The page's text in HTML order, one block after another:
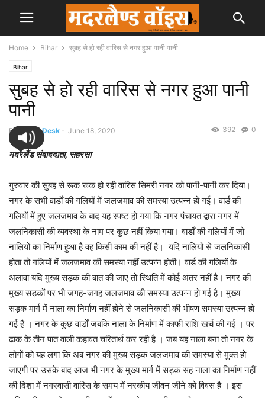
Home Bihar सुबह से हो रही वारिस से नगर हुआ पानी पानी
Bihar
सुबह से हो रही वारिस से नगर हुआ पानी
पानी
By News Desk - June 18, 2020 0
392
मदरलैंड संवाददाता, सहरसा
गुरुवार की सुबह से रूक रूक हो रही वारिस सिमरी नगर को पानी-पानी कर दिया।
नगर के सभी वार्डों की गलियों में जलजमाव की समस्या उत्पन्न हो गई। वार्ड की
गलियों में हुए जलजमाव के बाद यह स्पष्ट हो गया कि नगर पंचायत द्वारा नगर में
जलनिकासी की व्यवस्था के नाम पर कुछ नहीं किया गया। वार्डों की गलियों में जो
नालियों का निर्माण हुआ है वह किसी काम की नहीं है। यदि नालियों से जलनिकासी
होता तो गलियों में जलजमाव की समस्या नहीं उत्पन्न होती। वार्ड की गलियों के
अलावा यदि मुख्य सड़क की बात की जाए तो स्थिति में कोई अंतर नहीं है। नगर की
मुख्य सड़कों पर भी जगह-जगह जलजमाव की समस्या उत्पन्न हो गई है। मुख्य
सड़क मार्ग में नाला का निर्माण नहीं होने से जलनिकासी की भीषण समस्या उत्पन्न हो
गई है । नगर के कुछ वार्डों जबकि नाला के निर्माण में काफी राशि खर्च की गई । पर
ढाक के तीन पात वाली कहावत चरितार्थ कर रही है । जब यह नाला बना तो नगर के
लोगों को यह लगा कि अब नगर की मुख्य सड़क जलजमाव की समस्या से मुक्त हो
जाएगी पर उसके बाद आज भी नगर के मुख्य मार्ग में सड़क सह नाला का निर्माण नहीं
की दिशा में नगरवासी वारिस के समय में नरकीय जीवन जीने को विवस है । इस